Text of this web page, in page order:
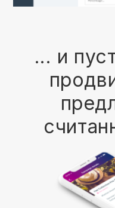
... и